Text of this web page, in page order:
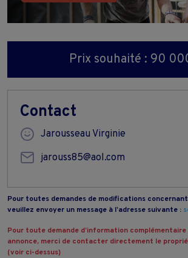
Prix souhaité : 90
Contact
Jarousseau Virginie
jarouss85@aol.com
Pour toutes demandes de modifications
veuillez envoyer un message à l’adresse suivante :
Pour toute demande d’information
annonce, merci de contacter directement le
(voir ci-dessus)